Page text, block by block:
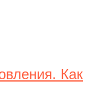
Как